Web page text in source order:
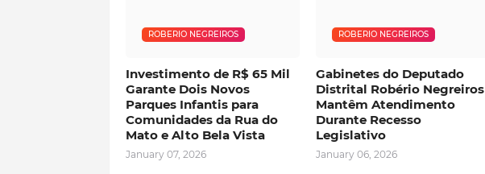
ROBERIO NEGREIROS
Investimento de R$ 65 Mil
Garante Dois Novos
Parques Infantis para
Comunidades da Rua do
Mato e Alto Bela Vista
January 07, 2026
ROBERIO NEGREIROS
Gabinetes do Deputado
Distrital Robério Negreiros
Mantêm Atendimento
Durante Recesso
Legislativo
January 06, 2026